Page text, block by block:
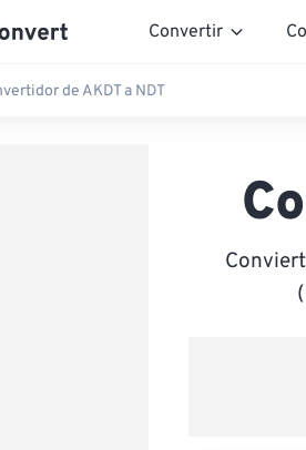
Convertir
de AKDT a NDT